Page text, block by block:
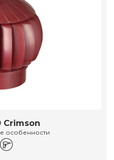
Crimson
особенности